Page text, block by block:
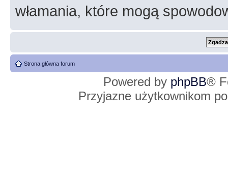
włamania, które mogą
Strona główna forum
Powered by phpBB®
Przyjazne użytkownikom